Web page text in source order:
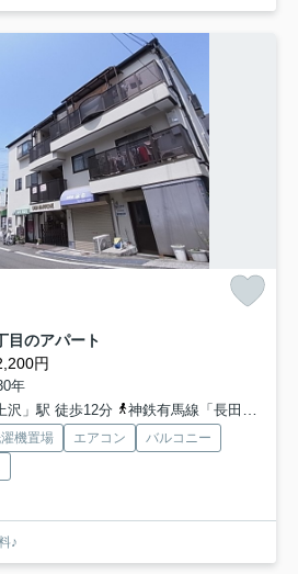
目のアパート
円
年
沢」駅 徒歩12分
神鉄有馬線「長田」駅 徒歩12分
機置場 エアコン
バルコニー
♪